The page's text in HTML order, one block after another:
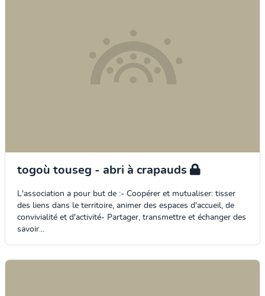
togoù touseg - abri à crapauds
L'association a pour but de :- Coopérer et mutualiser: tisser
des liens dans le territoire, animer des espaces d'accueil, de
convivialité et d'activité- Partager, transmettre et échanger des
savoir...